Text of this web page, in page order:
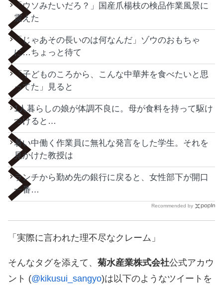
「ウソみたいだろ？」国産爪楊枝の検品作業風景に
震えた
「じゃあその長いのは何なんだ」ゾウのおもちゃ
に…ちょっと待て
「子どものころから、こんな中華丼を食べたいと思
ってた」見ると
1人暮らしの娘が体調不良に。母が食料を持って駆け
つけると…
暑い中働く作業員に無礼な発言をした学生。それを
見かけた教授は
ランチから勤め先の銀行に戻ると、女性部下が開口
一番…
Recommended by
「実際に言われた理不尽なクレーム」
そんなタグを添えて、 菊水産業株式会社公式アカウ
ント (@kikusui_sangyo)は以下のようなツイートを